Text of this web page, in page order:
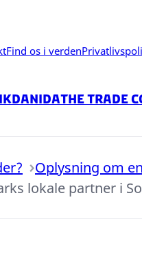
Find os i verden
DanidaThe Trade
Oplysning om
lokale partner i